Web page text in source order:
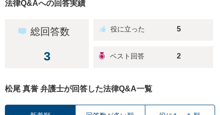
法律Q&Aへの回答実績
総回答数
3
5
2
松尾 真誉 弁護士が回答した法律Q&A一覧